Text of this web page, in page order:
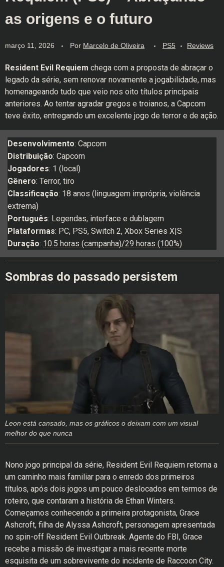
as origens e o futuro
março 11, 2026 Por Marcelo de Oliveira PS5 Reviews
Resident Evil Requiem chega com a proposta de abraçar o
legado da série, sem renovar novamente a jogabilidade, mas
homenageando tudo que veio nos oito títulos principais
anteriores. Ao tentar agradar gregos e troianos, a Capcom
teve êxito, entregando um excelente jogo de terror e de ação.
Desenvolvimento: Capcom
Distribuição: Capcom
Jogadores: 1 (local)
Gênero: Terror, tiro
Classificação: 18 anos (linguagem imprópria, violência
extrema)
Português: Legendas, interface e dublagem
Plataformas: PC, PS5, Switch 2, Xbox Series X|S
Duração: 10.5 horas (campanha)/29 horas (100%)
Sombras do passado persistem
Leon está cansado, mas os gráficos o deixam com um visual
melhor do que nunca
Nono jogo principal da série, Resident Evil Requiem retorna a
um caminho mais familiar para o enredo dos primeiros
títulos, após dois jogos um pouco deslocados em termos de
roteiro, que contaram a história de Ethan Winters.
Começamos conhecendo a primeira protagonista, Grace
Ashcroft, filha de Alyssa Ashcroft, personagem apresentada
no spin-off Resident Evil Outbreak. Agente do FBI, Grace
recebe a missão de investigar a mais recente morte
esquisita de um sobrevivente do incidente de Raccoon City.